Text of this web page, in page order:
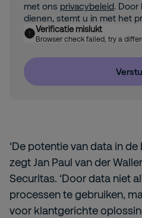
‘De potentie van data in de
zegt Jan Paul van der
Securitas. ‘Door data niet
processen te gebruiken,
voor klantgerichte
met ons privacybeleid. Door
dienen, stemt u in met het
Verificatie mislukt
Browser check failed, try a